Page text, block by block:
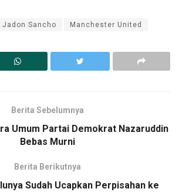
Jadon Sancho Manchester United
Berita Sebelumnya
Umum Partai Demokrat Nazaruddin
Bebas Murni
Berita Berikutnya
Sudah Ucapkan Perpisahan ke